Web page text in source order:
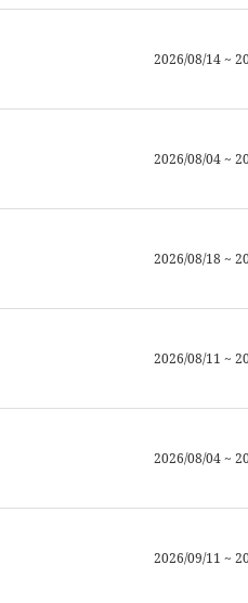
2026/08/14 ~
2026/08/04 ~
2026/08/18 ~
2026/08/11 ~
2026/08/04 ~
2026/09/11 ~